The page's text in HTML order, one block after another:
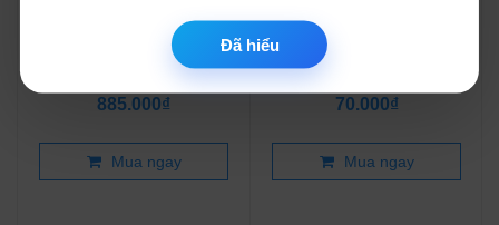
Đã hiểu
Combo linh kiện làm robot
AI trò chuyện (chưa l...
885.000₫
Mua ngay
Khung cánh tay robot mini
70.000₫
Mua ngay